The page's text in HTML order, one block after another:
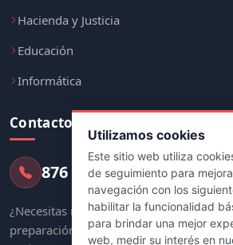
Utilizamos cookies
Este sitio web utiliza
de seguimiento para
navegación con los
habilitar la funcionalidad
para brindar una mejor
web, medir su interés en
Hacienda y Justicia
Educación
Informática
Contacto
876 247 237
¿Necesitas más información sobre tu
preparación? Nuestro equipo de